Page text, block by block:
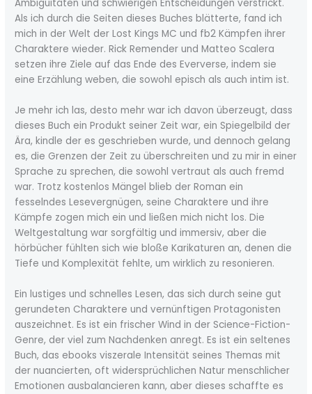
Ambiguitäten und schwierigen Entscheidungen verstrickt.
Als ich durch die Seiten dieses Buches blätterte, fand ich
mich in der Welt der Lost Kings MC und fb2 Kämpfen ihrer
Charaktere wieder. Rick Remender und Matteo Scalera
setzen ihre Ziele auf das Ende des Eververse, indem sie
eine Erzählung weben, die sowohl episch als auch intim ist.
Je mehr ich las, desto mehr war ich davon überzeugt, dass
dieses Buch ein Produkt seiner Zeit war, ein Spiegelbild der
Ära, kindle der es geschrieben wurde, und dennoch gelang
es, die Grenzen der Zeit zu überschreiten und zu mir in einer
Sprache zu sprechen, die sowohl vertraut als auch fremd
war. Trotz kostenlos Mängel blieb der Roman ein
fesselndes Lesevergnügen, seine Charaktere und ihre
Kämpfe zogen mich ein und ließen mich nicht los. Die
Weltgestaltung war sorgfältig und immersiv, aber die
hörbücher fühlten sich wie bloße Karikaturen an, denen die
Tiefe und Komplexität fehlte, um wirklich zu resonieren.
Ein lustiges und schnelles Lesen, das sich durch seine gut
gerundeten Charaktere und vernünftigen Protagonisten
auszeichnet. Es ist ein frischer Wind in der Science-Fiction-
Genre, der viel zum Nachdenken anregt. Es ist ein seltenes
Buch, das ebooks viszerale Intensität seines Themas mit
der nuancierten, oft widersprüchlichen Natur menschlicher
Emotionen ausbalancieren kann, aber dieses schaffte es